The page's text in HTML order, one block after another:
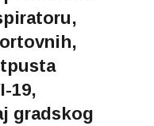
19,
gradskog